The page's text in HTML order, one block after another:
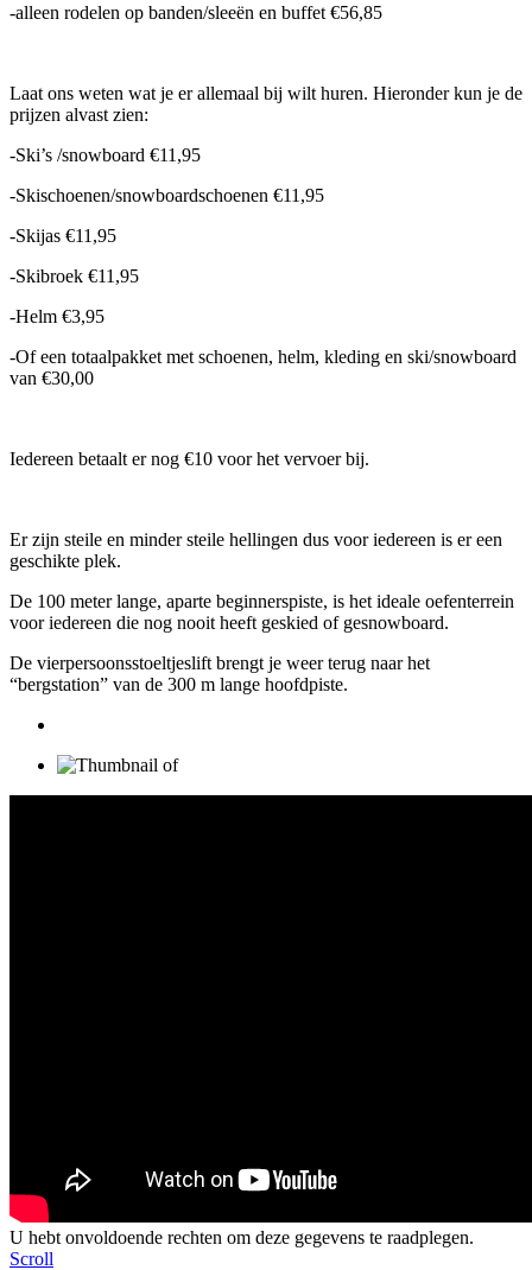
-alleen rodelen op banden/sleeën en buffet €56,85
Laat ons weten wat je er allemaal bij wilt huren. Hieronder kun je de
prijzen alvast zien:
-Ski’s /snowboard €11,95
-Skischoenen/snowboardschoenen €11,95
-Skijas €11,95
-Skibroek €11,95
-Helm €3,95
-Of een totaalpakket met schoenen, helm, kleding en ski/snowboard
van €30,00
Iedereen betaalt er nog €10 voor het vervoer bij.
Er zijn steile en minder steile hellingen dus voor iedereen is er een
geschikte plek.
De 100 meter lange, aparte beginnerspiste, is het ideale oefenterrein
voor iedereen die nog nooit heeft geskied of gesnowboard.
De vierpersoonsstoeltjeslift brengt je weer terug naar het
“bergstation” van de 300 m lange hoofdpiste.
U hebt onvoldoende rechten om deze gegevens te raadplegen.
Scroll